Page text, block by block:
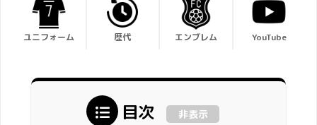
ユニフォーム 歴代 エンブレム YouTube
目次 非表示